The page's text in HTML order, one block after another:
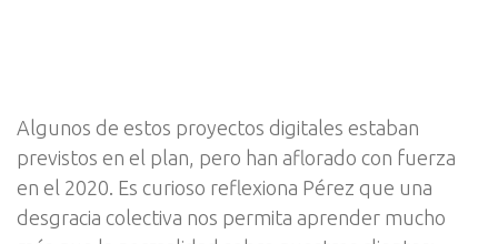
Algunos de estos proyectos digitales estaban
previstos en el plan, pero han aflorado con fuerza
en el 2020. Es curioso reflexiona Pérez que una
desgracia colectiva nos permita aprender mucho